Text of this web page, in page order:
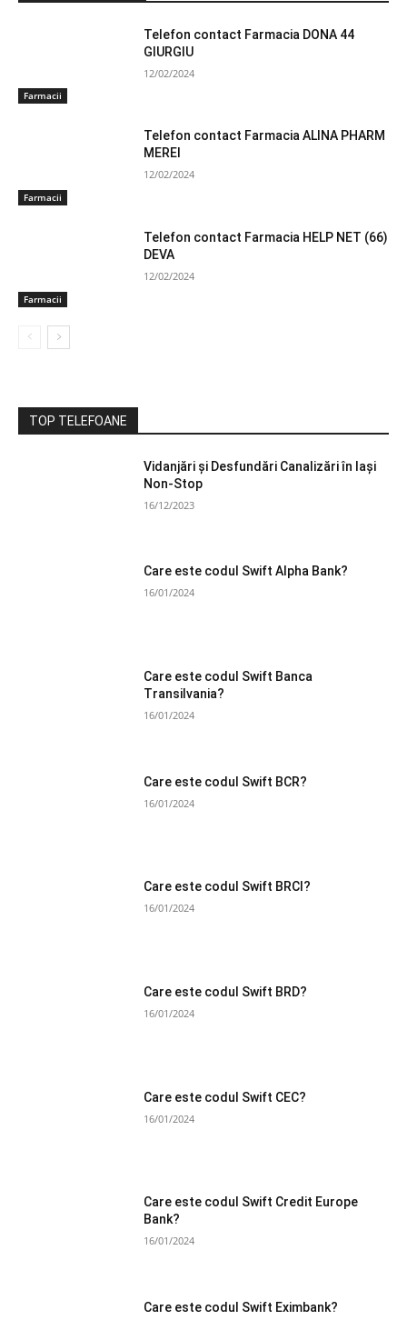
Farmacii
Telefon contact Farmacia DONA 44
GIURGIU
12/02/2024
Farmacii
Telefon contact Farmacia ALINA PHARM
MEREI
12/02/2024
Farmacii
Telefon contact Farmacia HELP NET (66)
DEVA
12/02/2024
TOP TELEFOANE
Vidanjări și Desfundări Canalizări în Iași
Non-Stop
16/12/2023
Care este codul Swift Alpha Bank?
16/01/2024
Care este codul Swift Banca
Transilvania?
16/01/2024
Care este codul Swift BCR?
16/01/2024
Care este codul Swift BRCI?
16/01/2024
Care este codul Swift BRD?
16/01/2024
Care este codul Swift CEC?
16/01/2024
Care este codul Swift Credit Europe
Bank?
16/01/2024
Care este codul Swift Eximbank?